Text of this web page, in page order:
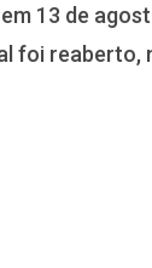
13 de
foi